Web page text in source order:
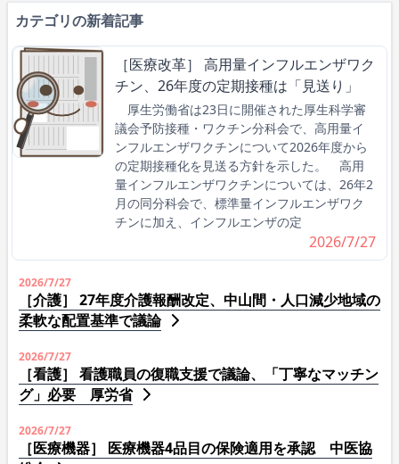
カテゴリの新着記事
［医療改革］ 高用量インフルエンザワク
チン、26年度の定期接種は「見送り」
厚生労働省は23日に開催された厚生科学審
議会予防接種・ワクチン分科会で、高用量イ
ンフルエンザワクチンについて2026年度から
の定期接種化を見送る方針を示した。 高用
量インフルエンザワクチンについては、26年2
月の同分科会で、標準量インフルエンザワク
チンに加え、インフルエンザの定
2026/7/27
2026/7/27
［介護］ 27年度介護報酬改定、中山間・人口減少地域の
柔軟な配置基準で議論
2026/7/27
［看護］ 看護職員の復職支援で議論、「丁寧なマッチン
グ」必要 厚労省
2026/7/27
［医療機器］ 医療機器4品目の保険適用を承認 中医協